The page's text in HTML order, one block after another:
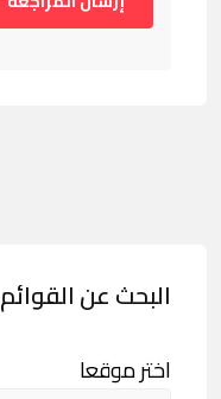
البحث عن القوائم
اختر موقعا